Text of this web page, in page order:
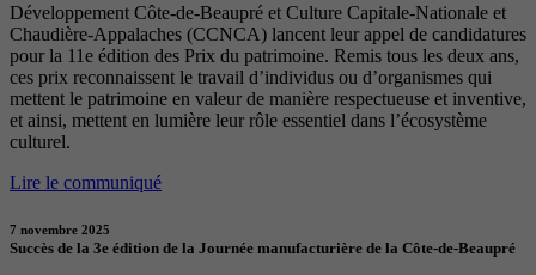
Développement Côte-de-Beaupré et Culture Capitale-Nationale et
Chaudière-Appalaches (CCNCA) lancent leur appel de candidatures
pour la 11e édition des Prix du patrimoine. Remis tous les deux ans,
ces prix reconnaissent le travail d’individus ou d’organismes qui
mettent le patrimoine en valeur de manière respectueuse et inventive,
et ainsi, mettent en lumière leur rôle essentiel dans l’écosystème
culturel.
Lire le communiqué
7 novembre 2025
Succès de la 3e édition de la Journée manufacturière de la Côte-de-Beaupré